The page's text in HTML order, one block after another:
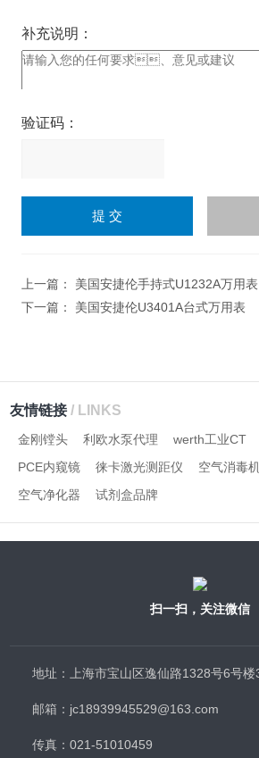
补充说明：
验证码：
上一篇： 美国安捷伦手持式U1232A万用表
下一篇： 美国安捷伦U3401A台式万用表
友情链接/ LINKS
金刚镗头 利欧水泵代理 werth工业CT
PCE内窥镜
徕卡激光测距仪 空气消毒
空气净化器
试剂盒品牌
扫一扫，关注微信
地址：上海市宝山区逸仙路1328号6号楼
邮箱：jc18939945529@163.com
传真：021-51010459